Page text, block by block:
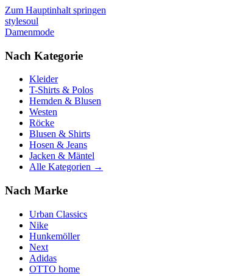
Zum Hauptinhalt springen
stylesoul
Damenmode
Nach Kategorie
Kleider
T-Shirts & Polos
Hemden & Blusen
Westen
Röcke
Blusen & Shirts
Hosen & Jeans
Jacken & Mäntel
Alle Kategorien →
Nach Marke
Urban Classics
Nike
Hunkemöller
Next
Adidas
OTTO home